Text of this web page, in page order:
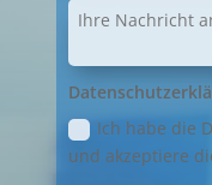
Ich habe die
und akzeptiere